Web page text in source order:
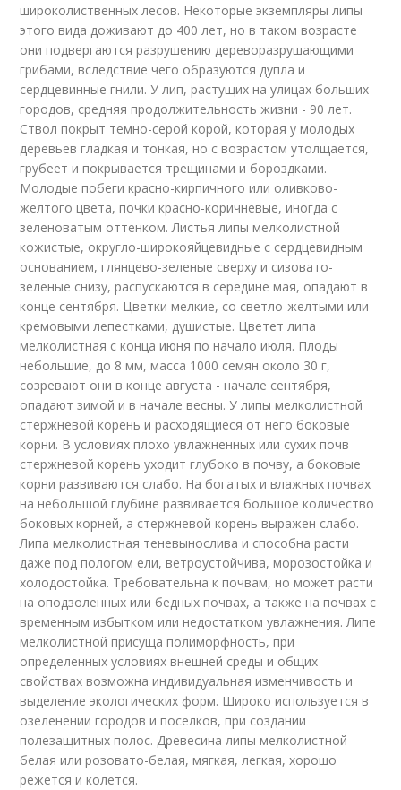
широколиственных лесов. Некоторые экземпляры липы
этого вида доживают до 400 лет, но в таком возрасте
они подвергаются разрушению дереворазрушающими
грибами, вследствие чего образуются дупла и
сердцевинные гнили. У лип, растущих на улицах больших
городов, средняя продолжительность жизни - 90 лет.
Ствол покрыт темно-серой корой, которая у молодых
деревьев гладкая и тонкая, но с возрастом утолщается,
грубеет и покрывается трещинами и бороздками.
Молодые побеги красно-кирпичного или оливково-
желтого цвета, почки красно-коричневые, иногда с
зеленоватым оттенком. Листья липы мелколистной
кожистые, округло-широкояйцевидные с сердцевидным
основанием, глянцево-зеленые сверху и сизовато-
зеленые снизу, распускаются в середине мая, опадают в
конце сентября. Цветки мелкие, со светло-желтыми или
кремовыми лепестками, душистые. Цветет липа
мелколистная с конца июня по начало июля. Плоды
небольшие, до 8 мм, масса 1000 семян около 30 г,
созревают они в конце августа - начале сентября,
опадают зимой и в начале весны. У липы мелколистной
стержневой корень и расходящиеся от него боковые
корни. В условиях плохо увлажненных или сухих почв
стержневой корень уходит глубоко в почву, а боковые
корни развиваются слабо. На богатых и влажных почвах
на небольшой глубине развивается большое количество
боковых корней, а стержневой корень выражен слабо.
Липа мелколистная теневынослива и способна расти
даже под пологом ели, ветроустойчива, морозостойка и
холодостойка. Требовательна к почвам, но может расти
на оподзоленных или бедных почвах, а также на почвах с
временным избытком или недостатком увлажнения. Липе
мелколистной присуща полиморфность, при
определенных условиях внешней среды и общих
свойствах возможна индивидуальная изменчивость и
выделение экологических форм. Широко используется в
озеленении городов и поселков, при создании
полезащитных полос. Древесина липы мелколистной
белая или розовато-белая, мягкая, легкая, хорошо
режется и колется.